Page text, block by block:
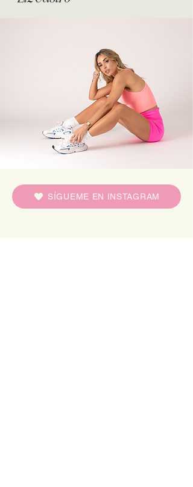
SÍGUEME EN INSTAGRAM